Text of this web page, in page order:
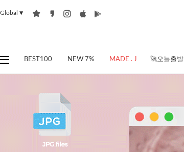
Global ▼
BEST100 NEW 7% MADE . J 🚀오늘출발